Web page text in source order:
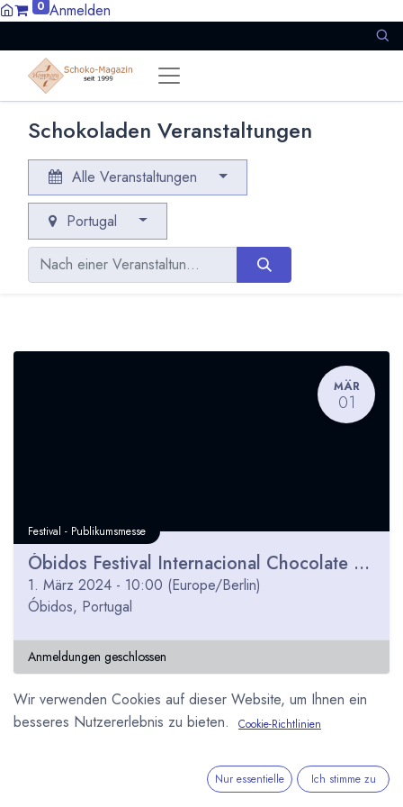
0 Anmelden
Schokoladen Veranstaltungen
Alle Veranstaltungen
Portugal
MÄR
01
Festival - Publikumsmesse
Óbidos Festival Internacional Chocolate 2024
1. März 2024 - 10:00 (Europe/Berlin)
Óbidos, Portugal
Anmeldungen geschlossen
Wir verwenden Cookies auf dieser Website, um Ihnen ein
besseres Nutzererlebnis zu bieten.
Cookie-Richtlinien
Nur essentielle Ich stimme zu